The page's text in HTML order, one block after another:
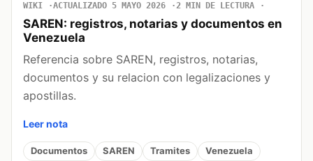
WIKI ACTUALIZADO 5 MAYO 2026 2 MIN DE LECTURA
SAREN: registros, notarias y documentos en
Venezuela
Referencia sobre SAREN, registros, notarias,
documentos y su relacion con legalizaciones y
apostillas.
Leer nota
Documentos SAREN Tramites Venezuela